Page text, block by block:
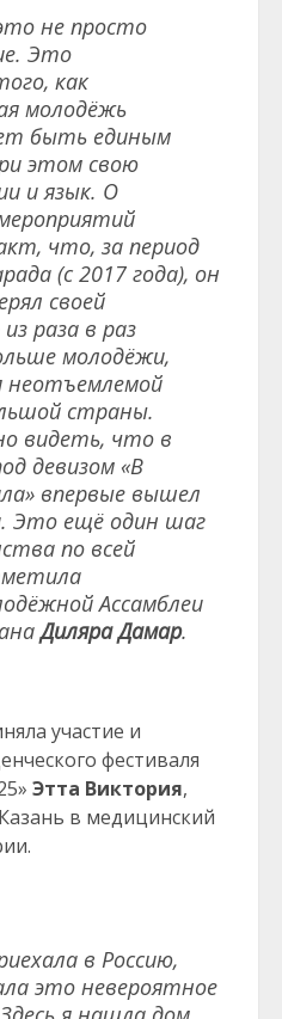
не просто
Это
как
молодёжь
быть единым
этом свою
и язык. О
что, за период
(с 2017 года), он
своей
раза в раз
молодёжи,
неотъемлемой
страны.
видеть, что в
девизом «В
впервые вышел
Это ещё один шаг
по всей
Ассамблеи
Диляра Дамар.
участие и
фестиваля
Этта Виктория,
в медицинский
в Россию,
это невероятное